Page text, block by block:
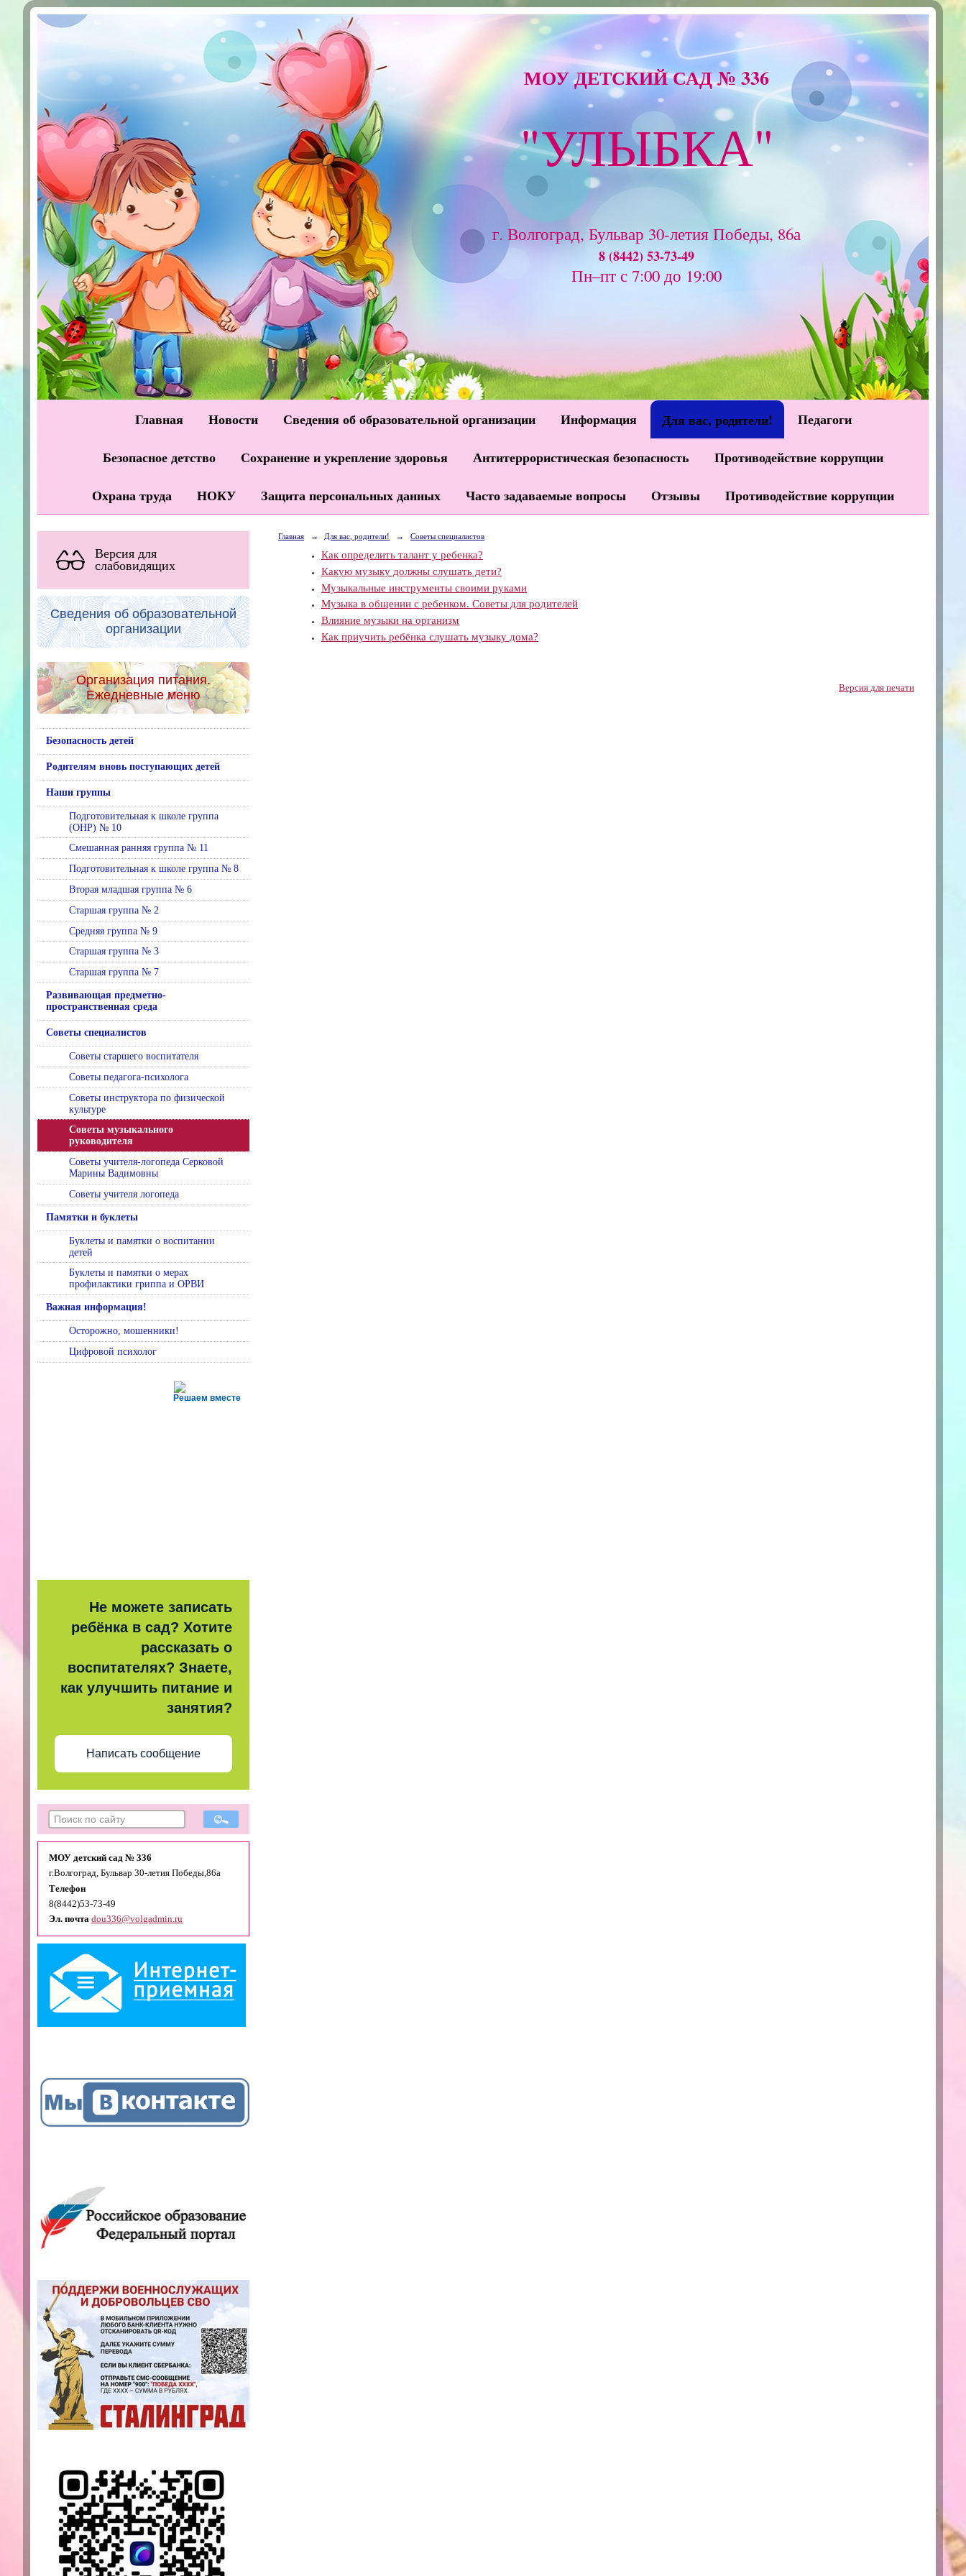
МОУ ДЕТСКИЙ САД № 336
"УЛЫБКА"
г. Волгоград, Бульвар 30-летия Победы, 86а
8 (8442) 53-73-49
Пн–пт с 7:00 до 19:00
Главная Новости Сведения об образовательной организации Информация Для вас, родители! Педагоги
Безопасное детство Сохранение и укрепление здоровья Антитеррористическая безопасность Противодействие коррупции
Охрана труда НОКУ Защита персональных данных Часто задаваемые вопросы Отзывы Противодействие коррупции
Версия для
слабовидящих
Сведения об образовательной
организации
Организация питания.
Ежедневные меню
Безопасность детей
Родителям вновь поступающих детей
Наши группы
Подготовительная к школе группа
(ОНР) № 10
Смешанная ранняя группа № 11
Подготовительная к школе группа № 8
Вторая младшая группа № 6
Старшая группа № 2
Средняя группа № 9
Старшая группа № 3
Старшая группа № 7
Развивающая предметно-
пространственная среда
Советы специалистов
Советы старшего воспитателя
Советы педагога-психолога
Советы инструктора по физической
культуре
Советы музыкального
руководителя
Советы учителя-логопеда Серковой
Марины Вадимовны
Советы учителя логопеда
Памятки и буклеты
Буклеты и памятки о воспитании
детей
Буклеты и памятки о мерах
профилактики гриппа и ОРВИ
Важная информация!
Осторожно, мошенники!
Цифровой психолог
Решаем вместе
Не можете записать
ребёнка в сад? Хотите
рассказать о
воспитателях? Знаете,
как улучшить питание и
занятия?
Написать сообщение
МОУ детский сад № 336
г.Волгоград, Бульвар 30-летия Победы,86а
Телефон
8(8442)53-73-49
Эл. почта dou336@volgadmin.ru
Главная → Для вас, родители! → Советы специалистов
Как определить талант у ребенка?
Какую музыку должны слушать дети?
Музыкальные инструменты своими руками
Музыка в общении с ребенком. Советы для родителей
Влияние музыки на организм
Как приучить ребёнка слушать музыку дома?
Версия для печати